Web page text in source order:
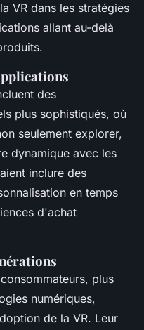
VR dans les stratégies
allant au-delà
des
plus sophistiqués, où
seulement explorer,
dynamique avec les
inclure des
en temps
d'achat
plus
numériques,
de la VR. Leur